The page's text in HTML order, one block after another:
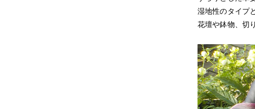
湿地性のタイプ
花壇や鉢物、切